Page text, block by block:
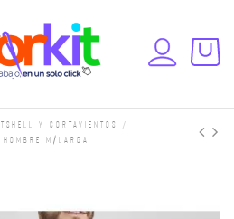
y cortavientos
M/Larga